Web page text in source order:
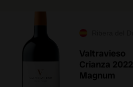
Valtravieso
Crianza 2022
Magnum